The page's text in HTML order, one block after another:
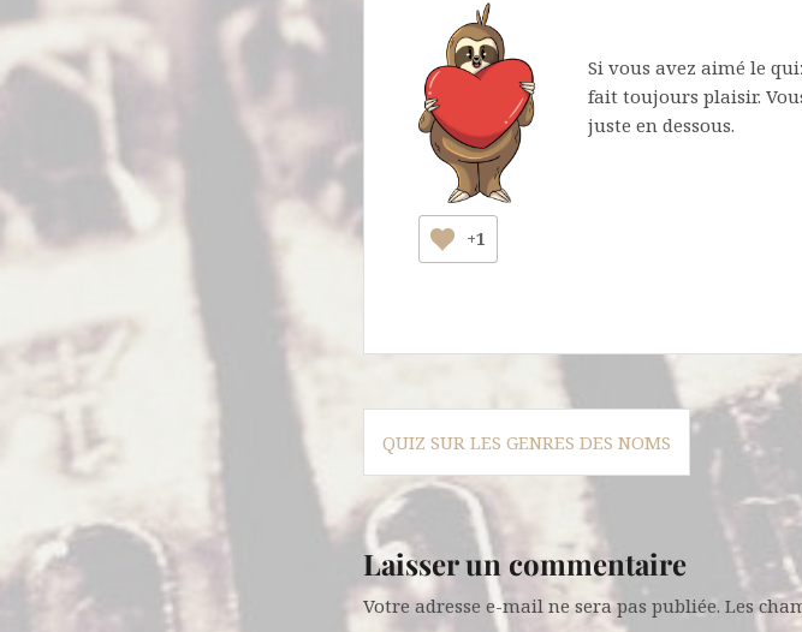
Si vous avez aimé le
fait toujours plaisir.
juste en dessous.
+1
Navigation
de
l’article
QUIZ SUR LES GENRES DES NOMS
Laisser un commentaire
Votre adresse e-mail ne sera pas publiée. Les